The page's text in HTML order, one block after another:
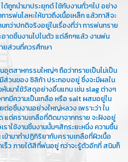
ถูกนำมาประยุกต์ ใช้กับงานทั่วๆไป อย่าง
รพ่นโลหะให้ขาวถึงเนื้อเหล็ก แล้วทาสีจะ
กว่าปกติจริงอยู่ในเรื่องที่ว่า การพ่นทราย
าดชิ้นงานไปในตัว แต่ลึกๆแล้ว งานพ่น
ยส่วนที่ควรศึกษา
อุตสาหกรรมใหญ่ๆ ถือว่าทรายเป็นไม่เป็น
ส่วนของ ซิลิก้า ประกอบอยู่ ซึ่งจะมีผลใน
นมาใช้วัสดุอย่างอื่นแทน เช่น slag ต่างๆ
กมีความเป็นเกลือ หรือ salt ผสมอยู่ใน
อชิ้นงานอย่างใหญ่หลวง เพราะว่า ใน
แต่คราบเกลือที่ติดมาจากทราย จะฝังอยู่
ราใช้งานชิ้นงานนั้นๆสักระยะหนึ่ง ความชื้น
ข้ามาทำปฏิกิริยากับคราบเกลือที่ผิวเนื้อ
ร็ว ภายใต้สีที่พ่นอยู่ กว่าจะรู้ตัวอีกที่ สนิมก็